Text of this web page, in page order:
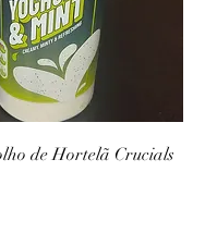
de Hortelã Crucials